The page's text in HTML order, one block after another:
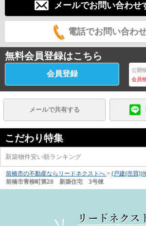
メールでお問い合わせ
電話でお問い合わ
無料会員登録はこちら
会員登録 公開
会員
メールで共有する
こだわり特集
新築物件安い順ランキング
前橋市の不動産ならリードネクストへ > (戸建(売買))
前橋市青柳町第28 新築住宅 3号棟